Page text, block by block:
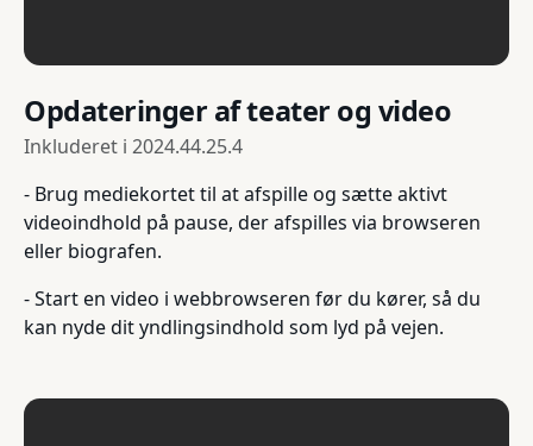
Opdateringer af teater og video
Inkluderet i 2024.44.25.4
- Brug mediekortet til at afspille og sætte aktivt
videoindhold på pause, der afspilles via browseren
eller biografen.
- Start en video i webbrowseren før du kører, så du
kan nyde dit yndlingsindhold som lyd på vejen.